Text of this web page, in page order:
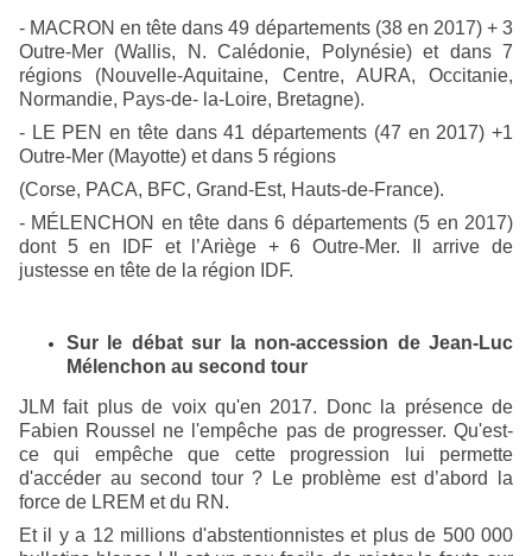
- MACRON en tête dans 49 départements (38 en 2017) + 3
Outre-Mer (Wallis, N. Calédonie, Polynésie) et dans 7
régions (Nouvelle-Aquitaine, Centre, AURA, Occitanie,
Normandie, Pays-de- la-Loire, Bretagne).
- LE PEN en tête dans 41 départements (47 en 2017) +1
Outre-Mer (Mayotte) et dans 5 régions
(Corse, PACA, BFC, Grand-Est, Hauts-de-France).
- MÉLENCHON en tête dans 6 départements (5 en 2017)
dont 5 en IDF et l’Ariège + 6 Outre-Mer. Il arrive de
justesse en tête de la région IDF.
Sur le débat sur la non-accession de Jean-Luc
Mélenchon au second tour
JLM fait plus de voix qu'en 2017. Donc la présence de
Fabien Roussel ne l'empêche pas de progresser. Qu'est-
ce qui empêche que cette progression lui permette
d'accéder au second tour ? Le problème est d’abord la
force de LREM et du RN.
Et il y a 12 millions d'abstentionnistes et plus de 500 000